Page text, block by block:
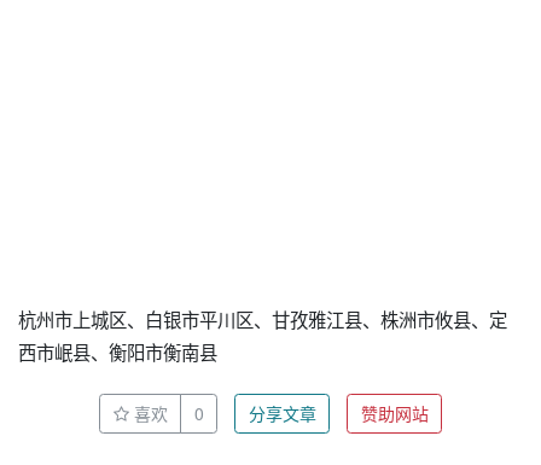
杭州市上城区、白银市平川区、甘孜雅江县、株洲市攸县、定
西市岷县、衡阳市衡南县
喜欢 0 分享文章 赞助网站